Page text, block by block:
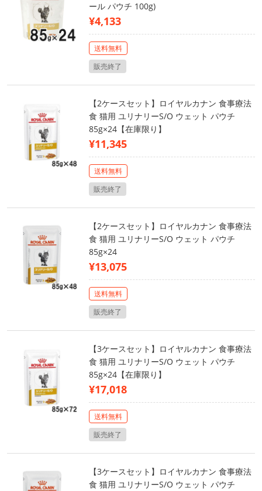
ール パウチ 100g)
¥4,133
送料無料
販売終了
【2ケースセット】ロイヤルカナン 食事療法
食 猫用 ユリナリーS/O ウェット パウチ
85g×24【在庫限り】
¥11,345
送料無料
販売終了
【2ケースセット】ロイヤルカナン 食事療法
食 猫用 ユリナリーS/O ウェット パウチ
85g×24
¥13,075
送料無料
販売終了
【3ケースセット】ロイヤルカナン 食事療法
食 猫用 ユリナリーS/O ウェット パウチ
85g×24【在庫限り】
¥17,018
送料無料
販売終了
【3ケースセット】ロイヤルカナン 食事療法
食 猫用 ユリナリーS/O ウェット パウチ